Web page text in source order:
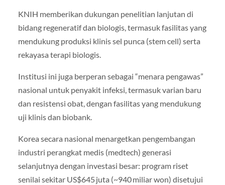
KNIH memberikan dukungan penelitian lanjutan di
bidang regeneratif dan biologis, termasuk fasilitas yang
mendukung produksi klinis sel punca (stem cell) serta
rekayasa terapi biologis.
Institusi ini juga berperan sebagai “menara pengawas”
nasional untuk penyakit infeksi, termasuk varian baru
dan resistensi obat, dengan fasilitas yang mendukung
uji klinis dan biobank.
Korea secara nasional menargetkan pengembangan
industri perangkat medis (medtech) generasi
selanjutnya dengan investasi besar: program riset
senilai sekitar US$645 juta (~940 miliar won) disetujui